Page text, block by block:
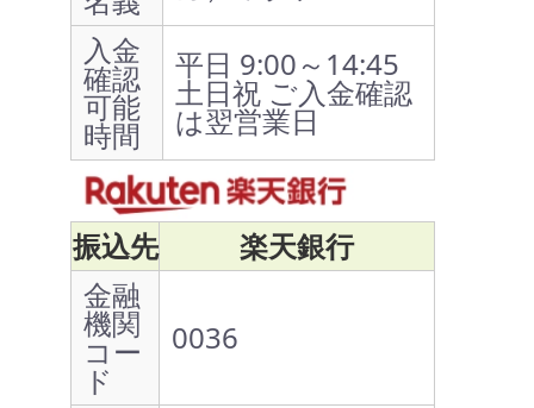
入金
確認
可能
時間
平日 9:00～14:45
土日祝 ご入金確認
は翌営業日
振込先
楽天銀行
金融
機関
コー
ド
0036